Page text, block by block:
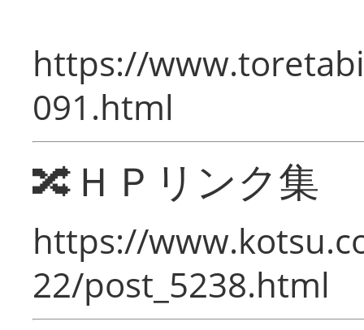
https://
091.html
🔀ＨＰリンク集
https://
22/post_5238.html